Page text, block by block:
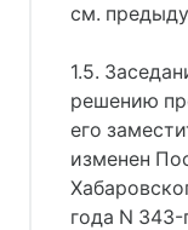
см.
1.5.
решению
его
изменен
года N